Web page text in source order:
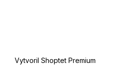
Vytvoril Shoptet Premium